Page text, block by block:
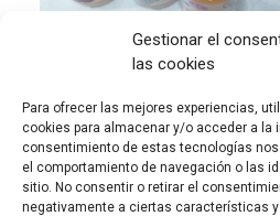
Gestionar el
las cookies
Para ofrecer las mejores experiencias,
cookies para almacenar y/o acceder a la
consentimiento de estas tecnologías
el comportamiento de navegación o las
sitio. No consentir o retirar el
negativamente a ciertas características
Deja un comentario
SPEI MATER
SPEI MATER